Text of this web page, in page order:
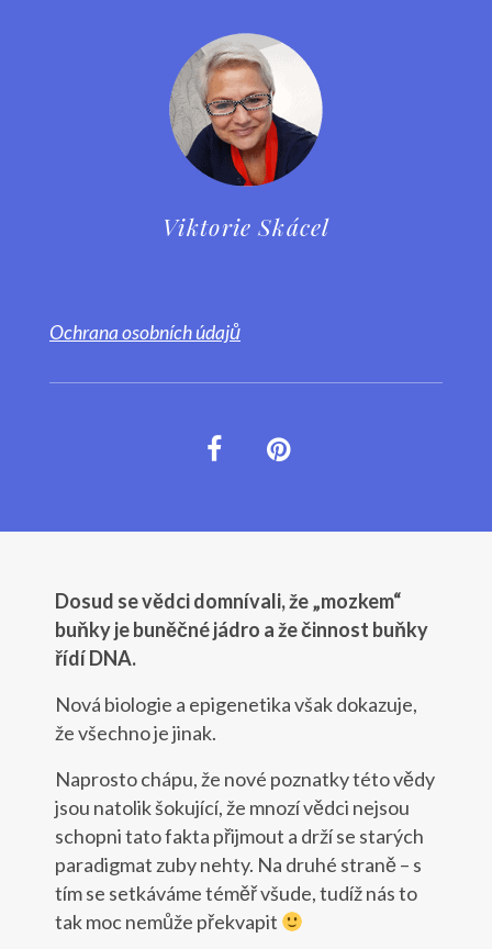
Viktorie Skácel
Ochrana osobních údajů
Dosud se vědci domnívali, že „mozkem“
buňky je buněčné jádro a že činnost buňky
řídí DNA.
Nová biologie a epigenetika však dokazuje,
že všechno je jinak.
Naprosto chápu, že nové poznatky této vědy
jsou natolik šokující, že mnozí vědci nejsou
schopni tato fakta přijmout a drží se starých
paradigmat zuby nehty. Na druhé straně – s
tím se setkáváme téměř všude, tudíž nás to
tak moc nemůže překvapit